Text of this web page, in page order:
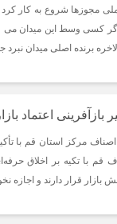
مجوزها شروع به کار
کسی وسط این میدان می
برنده اصلی میدان
اعتماد بازار
مرکز استان قم با
با تکیه بر اخلاق
بازار قرار دارند و اجازه